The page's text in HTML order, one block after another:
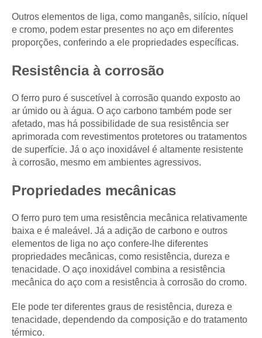
Outros elementos de liga, como manganês, silício, níquel
e cromo, podem estar presentes no aço em diferentes
proporções, conferindo a ele propriedades específicas.
Resistência à corrosão
O ferro puro é suscetível à corrosão quando exposto ao
ar úmido ou à água. O aço carbono também pode ser
afetado, mas há possibilidade de sua resistência ser
aprimorada com revestimentos protetores ou tratamentos
de superfície. Já o aço inoxidável é altamente resistente
à corrosão, mesmo em ambientes agressivos.
Propriedades mecânicas
O ferro puro tem uma resistência mecânica relativamente
baixa e é maleável. Já a adição de carbono e outros
elementos de liga no aço confere-lhe diferentes
propriedades mecânicas, como resistência, dureza e
tenacidade. O aço inoxidável combina a resistência
mecânica do aço com a resistência à corrosão do cromo.
Ele pode ter diferentes graus de resistência, dureza e
tenacidade, dependendo da composição e do tratamento
térmico.